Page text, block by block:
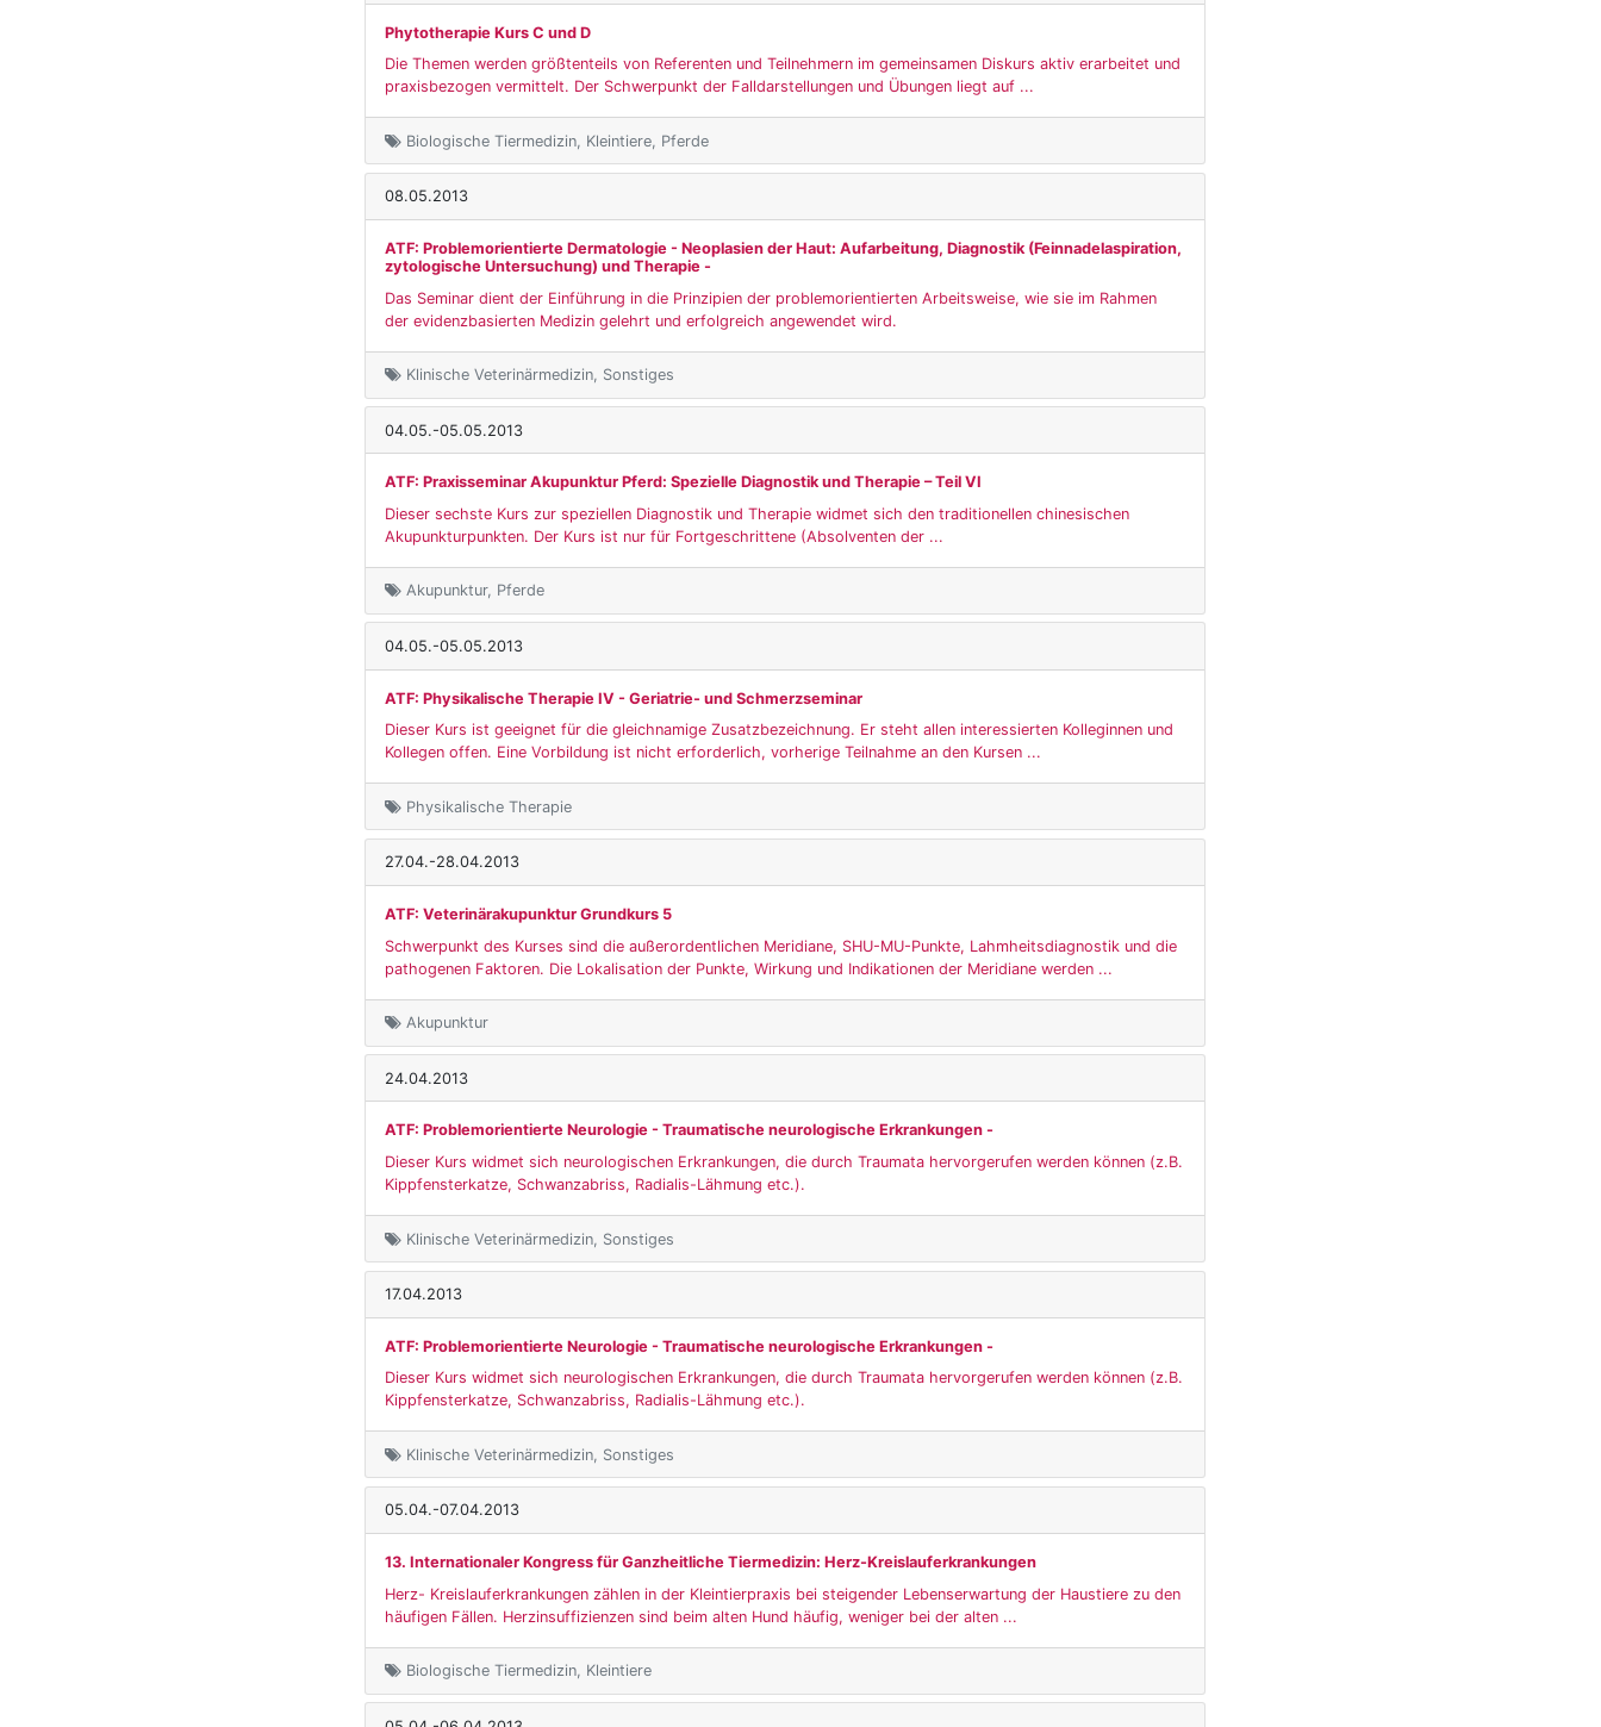
Phytotherapie Kurs C und D
Die Themen werden größtenteils von Referenten und Teilnehmern im gemeinsamen Diskurs aktiv erarbeitet und
praxisbezogen vermittelt. Der Schwerpunkt der Falldarstellungen und Übungen liegt auf ...
Biologische Tiermedizin, Kleintiere, Pferde
08.05.2013
ATF: Problemorientierte Dermatologie - Neoplasien der Haut: Aufarbeitung, Diagnostik (Feinnadelaspiration,
zytologische Untersuchung) und Therapie -
Das Seminar dient der Einführung in die Prinzipien der problemorientierten Arbeitsweise, wie sie im Rahmen
der evidenzbasierten Medizin gelehrt und erfolgreich angewendet wird.
Klinische Veterinärmedizin, Sonstiges
04.05.-05.05.2013
ATF: Praxisseminar Akupunktur Pferd: Spezielle Diagnostik und Therapie – Teil VI
Dieser sechste Kurs zur speziellen Diagnostik und Therapie widmet sich den traditionellen chinesischen
Akupunkturpunkten. Der Kurs ist nur für Fortgeschrittene (Absolventen der ...
Akupunktur, Pferde
04.05.-05.05.2013
ATF: Physikalische Therapie IV - Geriatrie- und Schmerzseminar
Dieser Kurs ist geeignet für die gleichnamige Zusatzbezeichnung. Er steht allen interessierten Kolleginnen und
Kollegen offen. Eine Vorbildung ist nicht erforderlich, vorherige Teilnahme an den Kursen ...
Physikalische Therapie
27.04.-28.04.2013
ATF: Veterinärakupunktur Grundkurs 5
Schwerpunkt des Kurses sind die außerordentlichen Meridiane, SHU-MU-Punkte, Lahmheitsdiagnostik und die
pathogenen Faktoren. Die Lokalisation der Punkte, Wirkung und Indikationen der Meridiane werden ...
Akupunktur
24.04.2013
ATF: Problemorientierte Neurologie - Traumatische neurologische Erkrankungen -
Dieser Kurs widmet sich neurologischen Erkrankungen, die durch Traumata hervorgerufen werden können (z.B.
Kippfensterkatze, Schwanzabriss, Radialis-Lähmung etc.).
Klinische Veterinärmedizin, Sonstiges
17.04.2013
ATF: Problemorientierte Neurologie - Traumatische neurologische Erkrankungen -
Dieser Kurs widmet sich neurologischen Erkrankungen, die durch Traumata hervorgerufen werden können (z.B.
Kippfensterkatze, Schwanzabriss, Radialis-Lähmung etc.).
Klinische Veterinärmedizin, Sonstiges
05.04.-07.04.2013
13. Internationaler Kongress für Ganzheitliche Tiermedizin: Herz-Kreislauferkrankungen
Herz- Kreislauferkrankungen zählen in der Kleintierpraxis bei steigender Lebenserwartung der Haustiere zu den
häufigen Fällen. Herzinsuffizienzen sind beim alten Hund häufig, weniger bei der alten ...
Biologische Tiermedizin, Kleintiere